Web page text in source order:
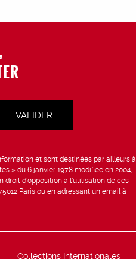
et sont destinées par ailleurs à
» du 6 janvier 1978 modifiée en 2004,
d’opposition à l’utilisation de ces
Paris ou en adressant un email à
Collections Internationales